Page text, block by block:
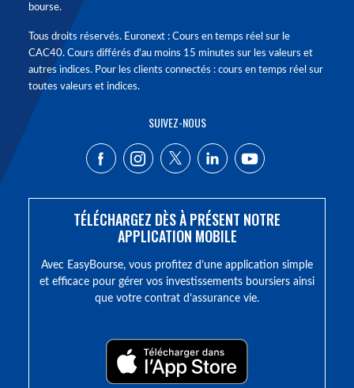
bourse.
Tous droits réservés. Euronext : Cours en temps réel sur le
CAC40. Cours différés d'au moins 15 minutes sur les valeurs et
autres indices. Pour les clients connectés : cours en temps réel sur
toutes valeurs et indices.
SUIVEZ-NOUS
TÉLÉCHARGEZ DÈS À PRÉSENT NOTRE
APPLICATION MOBILE
Avec EasyBourse, vous profitez d’une application simple
et efficace pour gérer vos investissements boursiers ainsi
que votre contrat d’assurance vie.